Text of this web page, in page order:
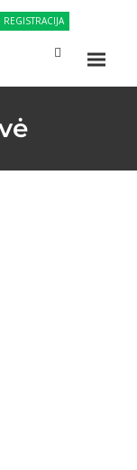
REGISTRACIJA